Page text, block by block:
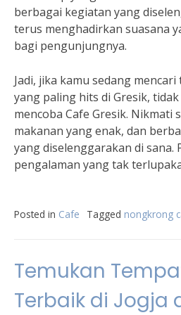
berbagai kegiatan yang
terus menghadirkan suasana
bagi pengunjungnya.
Jadi, jika kamu sedang
yang paling hits di Gresik,
mencoba Cafe Gresik. Nikmati
makanan yang enak, dan
yang diselenggarakan di sana.
pengalaman yang tak
Posted in Cafe Tagged nongkrong
Temukan
Terbaik di Jogja